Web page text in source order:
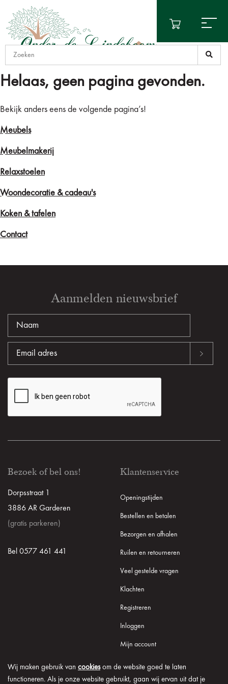
Wij maken gebruik van cookiesom de website goed te laten
functioneren. Als je onze website gebruikt, gaan wij ervan uit dat je
Helaas, geen pagina gevonden.
Bekijk anders eens de volgende pagina’s!
Meubels
Meubelmakerij
Relaxstoelen
Woondecoratie & cadeau's
Koken & tafelen
Contact
Aanmelden nieuwsbrief
Bezoek of bel ons!
Dorpsstraat 1
3886 AR Garderen
(gratis parkeren)
Bel 0577 461 441
Klantenservice
Openingstijden
Bestellen en betalen
Bezorgen en afhalen
Ruilen en retourneren
Veel gestelde vragen
Klachten
Registreren
Inloggen
Mijn account